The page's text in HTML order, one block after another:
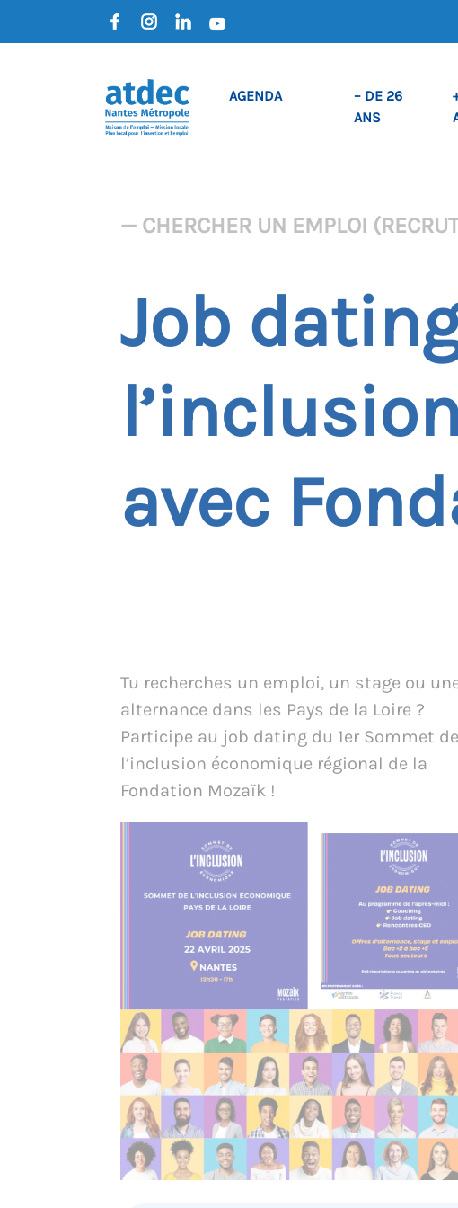
AGENDA
– DE 26
ANS
— CHERCHER UN EMPLOI
Job
avec
Tu recherches un emploi, un stage ou
alternance dans les Pays de la Loire ?
Participe au job dating du 1er Sommet de
l’inclusion économique régional de la
Fondation Mozaïk !